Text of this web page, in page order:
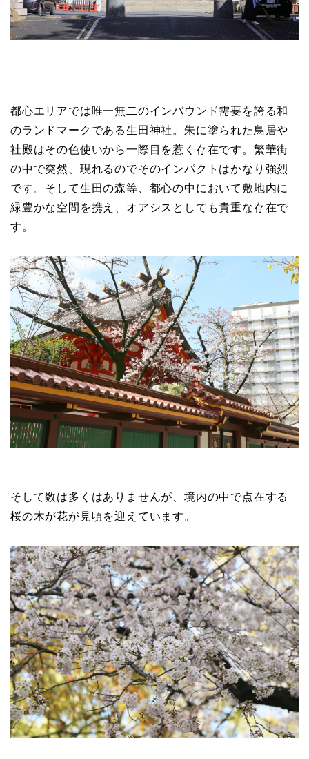
都心エリアでは唯一無二のインバウンド需要を誇る和
のランドマークである生田神社。朱に塗られた鳥居や
社殿はその色使いから一際目を惹く存在です。繁華街
の中で突然、現れるのでそのインパクトはかなり強烈
です。そして生田の森等、都心の中において敷地内に
緑豊かな空間を携え、オアシスとしても貴重な存在で
す。
そして数は多くはありませんが、境内の中で点在する
桜の木が花が見頃を迎えています。